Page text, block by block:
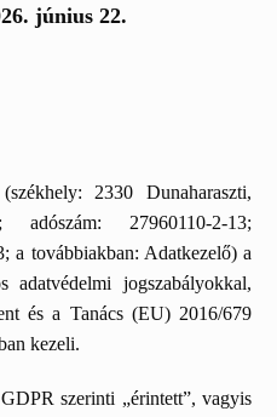
június 22.
(székhely: 2330 Dunaharaszti,
27960110-2-13;
a továbbiakban: Adatkezelő) a
adatvédelmi jogszabályokkal,
és a Tanács (EU) 2016/679
kezeli.
szerinti „érintett”, vagyis